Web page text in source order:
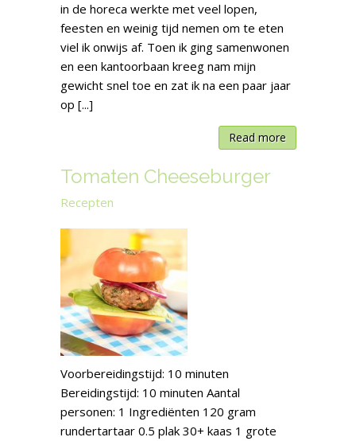
in de horeca werkte met veel lopen,
feesten en weinig tijd nemen om te eten
viel ik onwijs af. Toen ik ging samenwonen
en een kantoorbaan kreeg nam mijn
gewicht snel toe en zat ik na een paar jaar
op [...]
Read more
Tomaten Cheeseburger
Recepten
Voorbereidingstijd: 10 minuten
Bereidingstijd: 10 minuten Aantal
personen: 1 Ingrediënten 120 gram
rundertartaar 0.5 plak 30+ kaas 1 grote